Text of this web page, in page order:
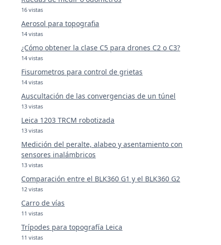
16 vistas
Aerosol para topografia
14 vistas
¿Cómo obtener la clase C5 para drones C2 o C3?
14 vistas
Fisurometros para control de grietas
14 vistas
Auscultación de las convergencias de un túnel
13 vistas
Leica 1203 TRCM robotizada
13 vistas
Medición del peralte, alabeo y asentamiento con
sensores inalámbricos
13 vistas
Comparación entre el BLK360 G1 y el BLK360 G2
12 vistas
Carro de vías
11 vistas
Trípodes para topografía Leica
11 vistas